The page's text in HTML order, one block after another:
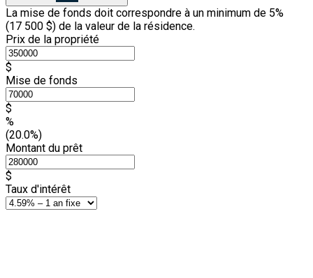
La mise de fonds doit correspondre à un minimum de 5%
(17 500 $) de la valeur de la résidence.
Prix de la propriété
$
Mise de fonds
$
%
(20.0%)
Montant du prêt
$
Taux d'intérêt